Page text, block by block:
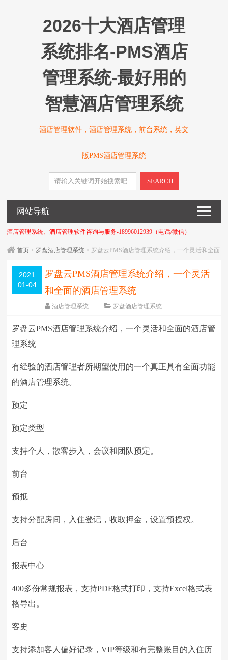
2026十大酒店管理
系统排名-PMS酒店
管理系统-最好用的
智慧酒店管理系统
酒店管理软件，酒店管理系统，前台系统，英文
版PMS酒店管理系统
SEARCH
网站导航
酒店管理系统、酒店管理软件咨询与服务-18996012939（电话/微信）
首页 > 罗盘酒店管理系统 > 罗盘云PMS酒店管理系统介绍，一个灵活和全面
2021
01-04
罗盘云PMS酒店管理系统介绍，一个灵活
和全面的酒店管理系统
酒店管理系统
罗盘酒店管理系统
字体：大 中 小
罗盘云PMS酒店管理系统介绍，一个灵活和全面的酒店管
理系统
有经验的酒店管理者所期望使用的一个真正具有全面功能
的酒店管理系统。
预定
预定类型
支持个人，散客步入，会议和团队预定。
前台
预抵
支持分配房间，入住登记，收取押金，设置预授权。
后台
报表中心
400多份常规报表，支持PDF格式打印，支持Excel格式表
格导出。
客史
支持添加客人偏好记录，VIP等级和有完整账目的入住历